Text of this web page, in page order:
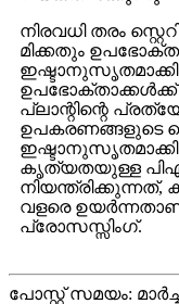
നിരവധി തരം
മിക്കതും
പ്ലാന്റിന്റെ
ഉപകരണങ്ങളുടെ
കൃത്യതയുള്ള
നിയന്ത്രിക്കുന്നത്,
വളരെ
പ്രോസസ്സിംഗ്.
പോസ്റ്റ് സമയം: